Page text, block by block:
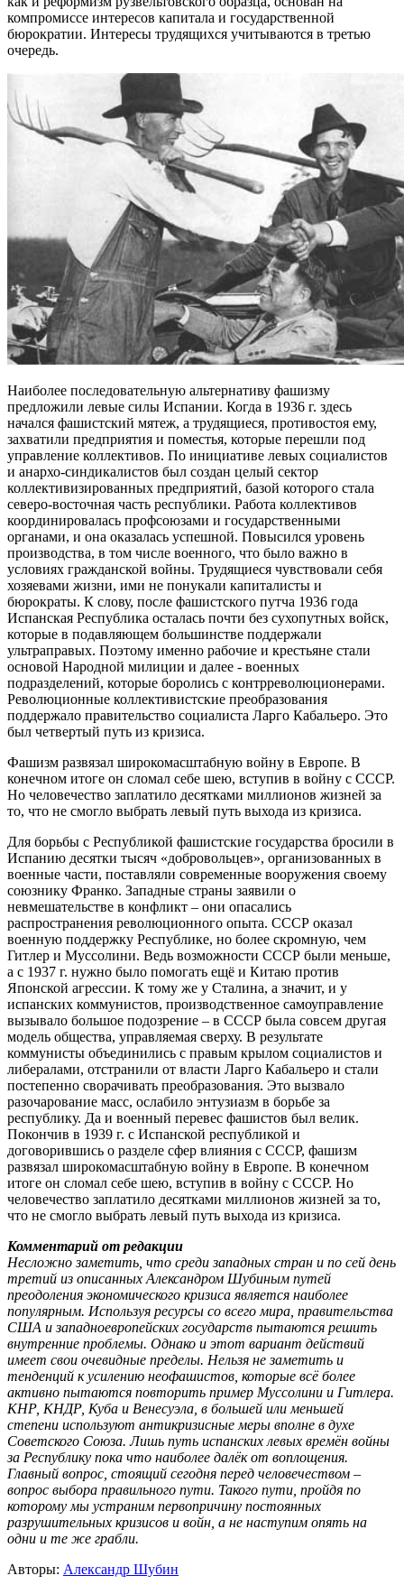
компромиссе интересов капитала и государственной
бюрократии. Интересы трудящихся учитываются в третью
очередь.
Наиболее последовательную альтернативу фашизму
предложили левые силы Испании. Когда в 1936 г. здесь
начался фашистский мятеж, а трудящиеся, противостоя ему,
захватили предприятия и поместья, которые перешли под
управление коллективов. По инициативе левых социалистов
и анархо-синдикалистов был создан целый сектор
коллективизированных предприятий, базой которого стала
северо-восточная часть республики. Работа коллективов
координировалась профсоюзами и государственными
органами, и она оказалась успешной. Повысился уровень
производства, в том числе военного, что было важно в
условиях гражданской войны. Трудящиеся чувствовали себя
хозяевами жизни, ими не понукали капиталисты и
бюрократы. К слову, после фашистского путча 1936 года
Испанская Республика осталась почти без сухопутных войск,
которые в подавляющем большинстве поддержали
ультраправых. Поэтому именно рабочие и крестьяне стали
основой Народной милиции и далее - военных
подразделений, которые боролись с контрреволюционерами.
Революционные коллективистские преобразования
поддержало правительство социалиста Ларго Кабальеро. Это
был четвертый путь из кризиса.
Фашизм развязал широкомасштабную войну в Европе. В
конечном итоге он сломал себе шею, вступив в войну с СССР.
Но человечество заплатило десятками миллионов жизней за
то, что не смогло выбрать левый путь выхода из кризиса.
Для борьбы с Республикой фашистские государства бросили в
Испанию десятки тысяч «добровольцев», организованных в
военные части, поставляли современные вооружения своему
союзнику Франко. Западные страны заявили о
невмешательстве в конфликт – они опасались
распространения революционного опыта. СССР оказал
военную поддержку Республике, но более скромную, чем
Гитлер и Муссолини. Ведь возможности СССР были меньше,
а с 1937 г. нужно было помогать ещё и Китаю против
Японской агрессии. К тому же у Сталина, а значит, и у
испанских коммунистов, производственное самоуправление
вызывало большое подозрение – в СССР была совсем другая
модель общества, управляемая сверху. В результате
коммунисты объединились с правым крылом социалистов и
либералами, отстранили от власти Ларго Кабальеро и стали
постепенно сворачивать преобразования. Это вызвало
разочарование масс, ослабило энтузиазм в борьбе за
республику. Да и военный перевес фашистов был велик.
Покончив в 1939 г. с Испанской республикой и
договорившись о разделе сфер влияния с СССР, фашизм
развязал широкомасштабную войну в Европе. В конечном
итоге он сломал себе шею, вступив в войну с СССР. Но
человечество заплатило десятками миллионов жизней за то,
что не смогло выбрать левый путь выхода из кризиса.
Комментарий от редакции
Несложно заметить, что среди западных стран и по сей день
третий из описанных Александром Шубиным путей
преодоления экономического кризиса является наиболее
популярным. Используя ресурсы со всего мира, правительства
США и западноевропейских государств пытаются решить
внутренние проблемы. Однако и этот вариант действий
имеет свои очевидные пределы. Нельзя не заметить и
тенденций к усилению неофашистов, которые всё более
активно пытаются повторить пример Муссолини и Гитлера.
КНР, КНДР, Куба и Венесуэла, в большей или меньшей
степени используют антикризисные меры вполне в духе
Советского Союза. Лишь путь испанских левых времён войны
за Республику пока что наиболее далёк от воплощения.
Главный вопрос, стоящий сегодня перед человечеством –
вопрос выбора правильного пути. Такого пути, пройдя по
которому мы устраним первопричину постоянных
разрушительных кризисов и войн, а не наступим опять на
одни и те же грабли.
Авторы: Александр Шубин